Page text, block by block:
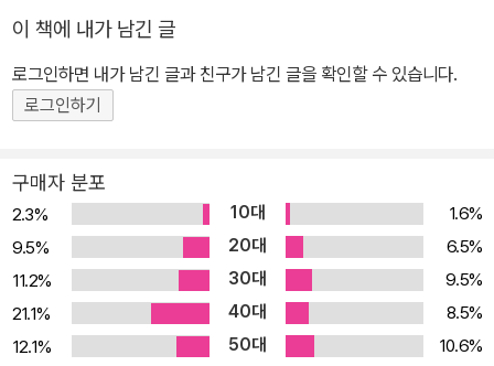
는 비행사들을 통해 큰 감동과 깨달음을 선사하고 있다. 제1차 세계대
전의 후유증을 겪고 있던 유럽의 작가들은 역사와 사회로 눈을 돌려
인간의 문제를 진지하게 성찰하게 되었다. 그들은 기존의 이데올로기
‘행동’으로 표명하고자 했다. 그래서 그들은 ‘삶이 곧 작품이 되는 글
쓰기’에 몰두했다. 앙드레 말로, 생텍쥐페리, 몽테를랑으로 대표되는
‘행동주의 문학’은 이후 등장하는 실존주의 문학에도 크나큰 영향을
미치게 된다. 글을 쓰기 전에 우선 모험적인 행동에 뛰어들고, 그것을
작품으로 일궈낸 그들은, 때로는 죽음에 맞서기도 하면서 그 모험들
이 단지 한 개인의 영웅담으로 그치지 않고, 인류의 위대한 힘을 보여
주려는 의지로 이어지도록 했다. 《야간 비행》의 마지막 부분에서 파
이 책에 내가 남긴 글
로그인하면 내가 남긴 글과 친구가 남긴 글을 확인할 수 있습니다.
로그인하기
구매자 분포
2.3% 10대
1.6%
9.5%
20대
6.5%
11.2%
30대
9.5%
21.1%
40대
8.5%
12.1%
50대
10.6%